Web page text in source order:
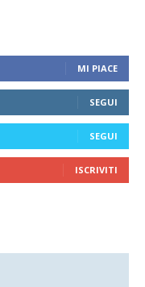
MI PIACE
SEGUI
SEGUI
ISCRIVITI